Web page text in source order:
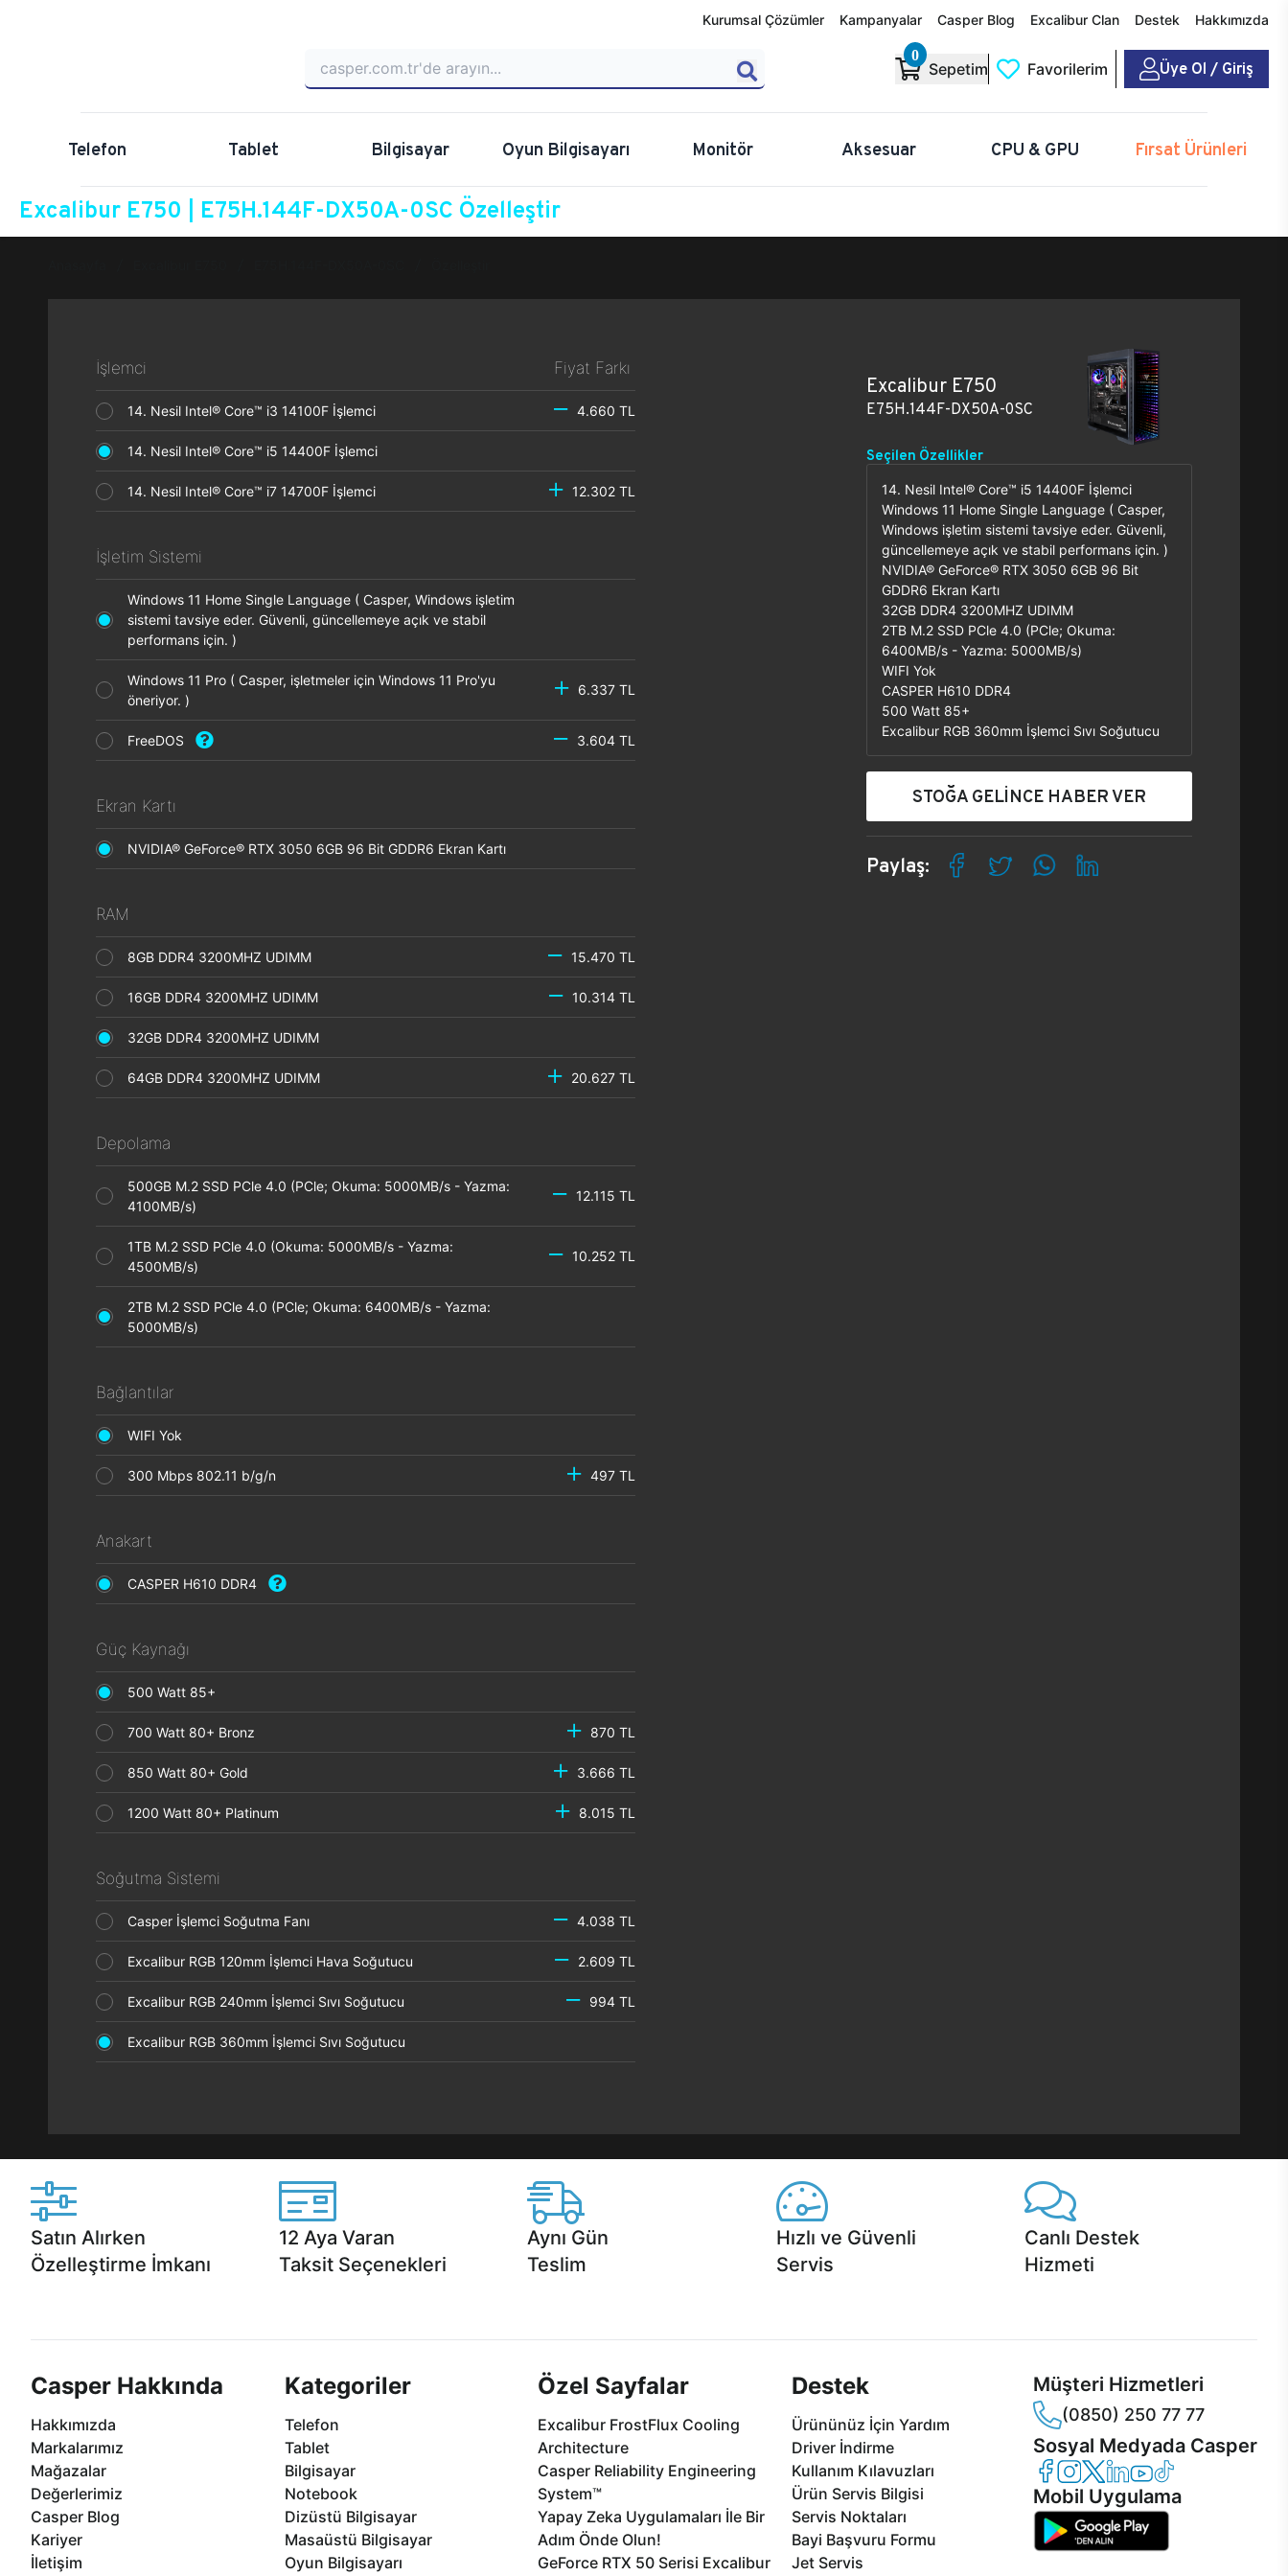
Kurumsal Çözümler Kampanyalar Casper Blog Excalibur Clan Destek Hakkımızda
0
Sepetim Favorilerim Üye Ol / Giriş
Telefon Tablet Bilgisayar Oyun Bilgisayarı Monitör Aksesuar CPU & GPU Fırsat Ürünleri
Excalibur E750 | E75H.144F-DX50A-0SC Özelleştir
İşlemci Fiyat Farkı
14. Nesil Intel® Core™ i3 14100F İşlemci 4.660 TL
14. Nesil Intel® Core™ i5 14400F İşlemci
14. Nesil Intel® Core™ i7 14700F İşlemci 12.302 TL
İşletim Sistemi
Windows 11 Home Single Language ( Casper, Windows işletim
sistemi tavsiye eder. Güvenli, güncellemeye açık ve stabil
performans için. )
Windows 11 Pro ( Casper, işletmeler için Windows 11 Pro'yu
öneriyor. )
6.337 TL
FreeDOS 3.604 TL
Ekran Kartı
NVIDIA® GeForce® RTX 3050 6GB 96 Bit GDDR6 Ekran Kartı
RAM
8GB DDR4 3200MHZ UDIMM 15.470 TL
16GB DDR4 3200MHZ UDIMM 10.314 TL
32GB DDR4 3200MHZ UDIMM
64GB DDR4 3200MHZ UDIMM 20.627 TL
Depolama
500GB M.2 SSD PCle 4.0 (PCle; Okuma: 5000MB/s - Yazma:
4100MB/s)
12.115 TL
1TB M.2 SSD PCle 4.0 (Okuma: 5000MB/s - Yazma:
4500MB/s)
10.252 TL
2TB M.2 SSD PCle 4.0 (PCle; Okuma: 6400MB/s - Yazma:
5000MB/s)
Bağlantılar
WIFI Yok
300 Mbps 802.11 b/g/n 497 TL
Anakart
CASPER H610 DDR4
Güç Kaynağı
500 Watt 85+
700 Watt 80+ Bronz 870 TL
850 Watt 80+ Gold 3.666 TL
1200 Watt 80+ Platinum 8.015 TL
Soğutma Sistemi
Casper İşlemci Soğutma Fanı 4.038 TL
Excalibur RGB 120mm İşlemci Hava Soğutucu 2.609 TL
Excalibur RGB 240mm İşlemci Sıvı Soğutucu 994 TL
Excalibur RGB 360mm İşlemci Sıvı Soğutucu
Excalibur E750
E75H.144F-DX50A-0SC
Seçilen Özellikler
14. Nesil Intel® Core™ i5 14400F İşlemci
Windows 11 Home Single Language ( Casper,
Windows işletim sistemi tavsiye eder. Güvenli,
güncellemeye açık ve stabil performans için. )
NVIDIA® GeForce® RTX 3050 6GB 96 Bit
GDDR6 Ekran Kartı
32GB DDR4 3200MHZ UDIMM
2TB M.2 SSD PCle 4.0 (PCle; Okuma:
6400MB/s - Yazma: 5000MB/s)
WIFI Yok
CASPER H610 DDR4
500 Watt 85+
Excalibur RGB 360mm İşlemci Sıvı Soğutucu
STOĞA GELİNCE HABER VER
Paylaş:
Satın Alırken
Özelleştirme İmkanı
12 Aya Varan
Taksit Seçenekleri
Aynı Gün
Teslim
Hızlı ve Güvenli
Servis
Canlı Destek
Hizmeti
Casper Hakkında
Hakkımızda
Markalarımız
Mağazalar
Değerlerimiz
Casper Blog
Kariyer
İletişim
Kategoriler
Telefon
Tablet
Bilgisayar
Notebook
Dizüstü Bilgisayar
Masaüstü Bilgisayar
Oyun Bilgisayarı
Özel Sayfalar
Excalibur FrostFlux Cooling
Architecture
Casper Reliability Engineering
System™
Yapay Zeka Uygulamaları İle Bir
Adım Önde Olun!
GeForce RTX 50 Serisi Excalibur
Destek
Ürününüz İçin Yardım
Driver İndirme
Kullanım Kılavuzları
Ürün Servis Bilgisi
Servis Noktaları
Bayi Başvuru Formu
Jet Servis
Müşteri Hizmetleri
(0850) 250 77 77
Sosyal Medyada Casper
Casper Facebook
Casper Instagram
Casper Twitter
Casper LinkedIn
Casper YouTube
Casper TikTok
Mobil Uygulama